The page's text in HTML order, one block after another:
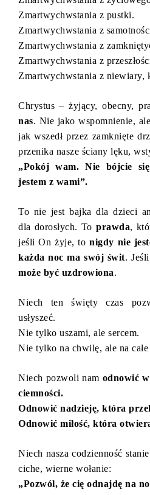
Zmartwychwstania z pustki.
Zmartwychwstania z
Zmartwychwstania z
Zmartwychwstania z
Zmartwychwstania z niewiary,
Chrystus – żyjący, obecny,
nas. Nie jako wspomnienie,
jak wszedł przez zamknięte
przenika nasze ściany lęku,
„Pokój wam. Nie bójcie
jestem z wami”.
To nie jest bajka dla dzieci
dla dorosłych. Toprawda,
jeśli On żyje, tonigdy nie
każda noc ma swój świt.
może być uzdrowiona.
Niech ten święty czas
usłyszeć.
Nie tylko uszami, ale sercem.
Nie tylko na chwilę, ale na
Niech pozwoli nam odnowić
ciemności.
Odnowić nadzieję, która
Odnowić miłość, która
Niech nasza codzienność
ciche, wierne wołanie:
„Pozwól, że cię odnajdę na